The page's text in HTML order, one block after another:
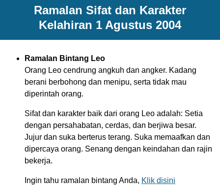
Ramalan Sifat dan Karakter
Kelahiran 1 Agustus 2004
Ramalan Bintang Leo
Orang Leo cendrung angkuh dan angker. Kadang
berani berbohong dan menipu, serta tidak mau
diperintah orang.
Sifat dan karakter baik dari orang Leo adalah: Setia
dengan persahabatan, cerdas, dan berjiwa besar.
Jujur dan suka berterus terang. Suka memaafkan dan
dipercaya orang. Senang dengan keindahan dan rajin
bekerja.
Ingin tahu ramalan bintang Anda, Klik disini